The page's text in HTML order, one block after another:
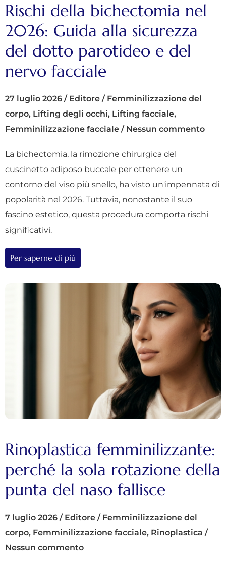
Rischi della bichectomia nel
2026: Guida alla sicurezza
del dotto parotideo e del
nervo facciale
27 luglio 2026 / Editore / Femminilizzazione del
corpo, Lifting degli occhi, Lifting facciale,
Femminilizzazione facciale / Nessun commento
La bichectomia, la rimozione chirurgica del
cuscinetto adiposo buccale per ottenere un
contorno del viso più snello, ha visto un'impennata di
popolarità nel 2026. Tuttavia, nonostante il suo
fascino estetico, questa procedura comporta rischi
significativi.
Per saperne di più
Rinoplastica femminilizzante:
perché la sola rotazione della
punta del naso fallisce
7 luglio 2026 / Editore / Femminilizzazione del
corpo, Femminilizzazione facciale, Rinoplastica /
Nessun commento